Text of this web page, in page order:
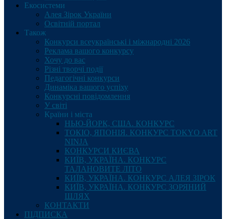
Екосистеми
Алея Зірок України
Освітній портал
Також
Конкурси всеукраїнські і міжнародні 2026
Реклама вашого конкурсу
Хочу до вас
Різні творчі події
Педагогічні конкурси
Динаміка вашого успіху
Конкурсні повідомлення
У світі
Країни і міста
НЬЮ-ЙОРК, США. КОНКУРС
ТОКІО, ЯПОНІЯ. КОНКУРС TOKYO ART
NINJA
КОНКУРСИ КИЄВА
КИЇВ, УКРАЇНА. КОНКУРС
ТАЛАНОВИТЕ ЛІТО
КИЇВ, УКРАЇНА. КОНКУРС АЛЕЯ ЗІРОК
КИЇВ, УКРАЇНА. КОНКУРС ЗОРЯНИЙ
ШЛЯХ
КОНТАКТИ
ПІДПИСКА